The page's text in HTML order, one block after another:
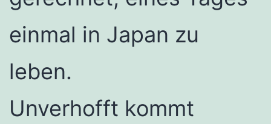
einmal in Japan zu
leben.
Unverhofft kommt